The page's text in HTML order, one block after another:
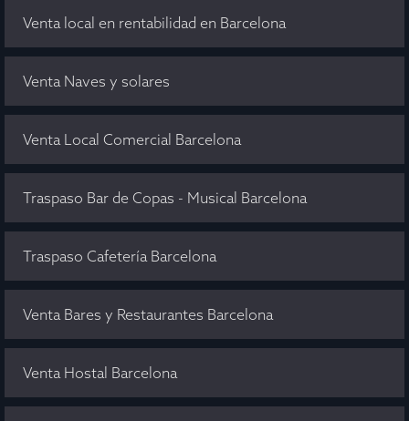
Venta local en rentabilidad en Barcelona
Venta Naves y solares
Venta Local Comercial Barcelona
Traspaso Bar de Copas - Musical Barcelona
Traspaso Cafetería Barcelona
Venta Bares y Restaurantes Barcelona
Venta Hostal Barcelona